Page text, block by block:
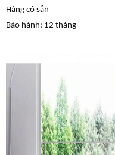
Hàng có sẵn
Bảo hành: 12 tháng